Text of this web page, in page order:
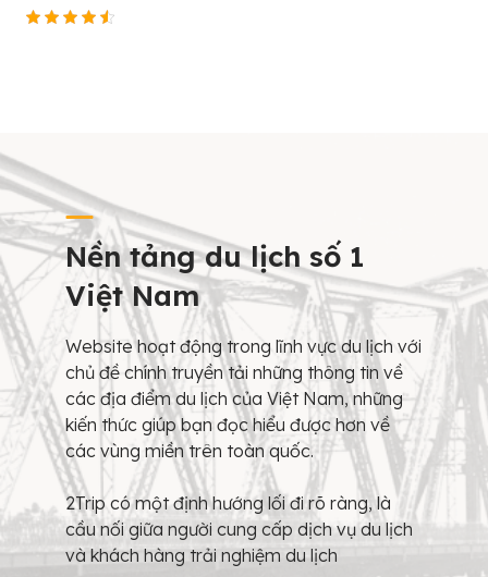
Nền tảng du lịch số 1
Việt Nam
Website hoạt động trong lĩnh vực du lịch với
chủ đề chính truyền tải những thông tin về
các địa điểm du lịch của Việt Nam, những
kiến thức giúp bạn đọc hiểu được hơn về
các vùng miền trên toàn quốc.
2Trip có một định hướng lối đi rõ ràng, là
cầu nối giữa người cung cấp dịch vụ du lịch
và khách hàng trải nghiệm du lịch